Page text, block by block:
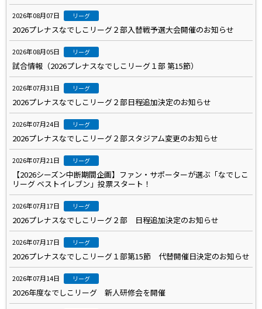
2026年08月07日 リーグ
2026プレナスなでしこリーグ２部入替戦予選大会開催のお知らせ
2026年08月05日 リーグ
試合情報（2026プレナスなでしこリーグ１部 第15節）
2026年07月31日 リーグ
2026プレナスなでしこリーグ２部日程追加決定のお知らせ
2026年07月24日 リーグ
2026プレナスなでしこリーグ２部スタジアム変更のお知らせ
2026年07月21日 リーグ
【2026シーズン中断期間企画】ファン・サポーターが選ぶ「なでしこ
リーグ ベストイレブン」投票スタート！
2026年07月17日 リーグ
2026プレナスなでしこリーグ２部 日程追加決定のお知らせ
2026年07月17日 リーグ
2026プレナスなでしこリーグ１部第15節 代替開催日決定のお知らせ
2026年07月14日 リーグ
2026年度なでしこリーグ 新人研修会を開催